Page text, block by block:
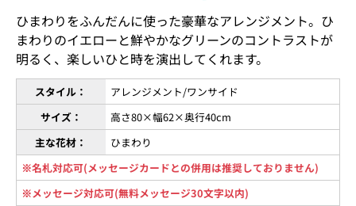
ひまわりをふんだんに使った豪華なアレンジメント。ひ
まわりのイエローと鮮やかなグリーンのコントラストが
明るく、楽しいひと時を演出してくれます。
スタイル：
アレンジメント/ワンサイド
サイズ：
高さ80×幅62×奥行40cm
主な花材：
ひまわり
※名札対応可(メッセージカードとの併用は推奨しておりません)
※メッセージ対応可(無料メッセージ30文字以内)